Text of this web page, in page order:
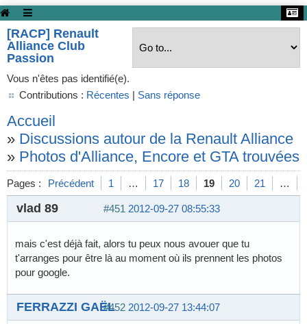
[RACP] Renault
Alliance Club
Passion
Vous n'êtes pas identifié(e).
Contributions : Récentes | Sans réponse
Accueil
» Discussions autour de la Renault Alliance
» Photos d'Alliance, Encore et GTA trouvées
Pages : Précédent 1 … 17 18 19 20 21 …
#451 2012-09-27 08:55:33
vlad 89
mais c'est déjà fait, alors tu peux nous avouer que tu
t'arranges pour être là au moment où ils prennent les photos
pour google.
#452 2012-09-27 13:44:07
FERRAZZI GAËL